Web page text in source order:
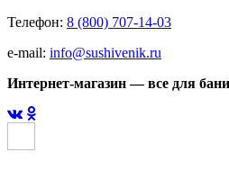
Телефон: 8 (800) 707-14-03
e-mail: info@sushivenik.ru
Интернет-магазин — все для